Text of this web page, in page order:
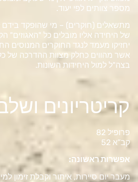
מספר צוותים לפי יעוד.
מתשאלים (חוקרים) – מי שהופקד
של היחידה אליו מובלים כל "האגוזים"
יחזיקו מעמד לנגד החוקרים המנוסים
אשר מהווים כחלק מצוות ההדרכה של
בצה"ל למול היחידות השונות.
קריטריונים
פרופיל 82
קב”א 52
אפשרות ראשונה:
מעבר יום סיירות, איתור וקבלת זימון למיון 504 – למדריך